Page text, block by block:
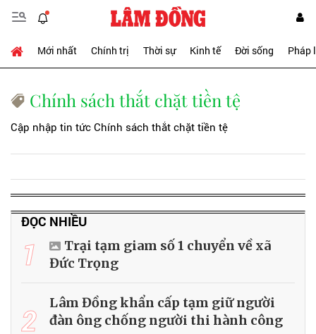
Mới nhất Chính trị Thời sự Kinh tế Đời sống Pháp
Chính sách thắt chặt tiền tệ
Cập nhập tin tức Chính sách thắt chặt tiền tệ
ĐỌC NHIỀU
1
Trại tạm giam số 1 chuyển về xã
Đức Trọng
2
Lâm Đồng khẩn cấp tạm giữ người
đàn ông chống người thi hành công